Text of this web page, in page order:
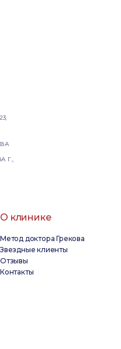
Г.,
О клинике
Метод доктора Грекова
Звездные клиенты
Отзывы
Контакты